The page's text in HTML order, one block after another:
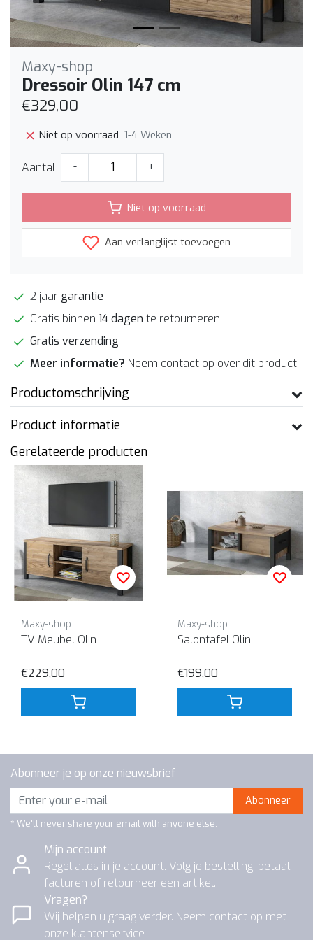
Maxy-shop
Dressoir Olin 147 cm
€329,00
Niet op voorraad 1-4 Weken
Aantal - +
Niet op voorraad
Aan verlanglijst toevoegen
2 jaar garantie
Gratis binnen 14 dagen te retourneren
Gratis verzending
Meer informatie? Neem contact op over dit product
Productomschrijving
Product informatie
Gerelateerde producten
Maxy-shop
TV Meubel Olin
€229,00
Maxy-shop
Salontafel Olin
€199,00
Abonneer je op onze nieuwsbrief
Abonneer
* We'll never share your email with anyone else.
Mijn account
Regel alles in je account. Volg je bestelling, betaal
facturen of retourneer een artikel.
Vragen?
Wij helpen u graag verder. Neem contact op met
onze klantenservice